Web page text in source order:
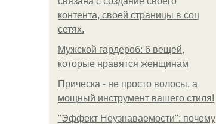
контента, своей страницы в соц
сетях.
Мужской гардероб: 6 вещей,
которые нравятся женщинам
Прическа - не просто волосы, а
мощный инструмент вашего стиля!
"Эффект Неузнаваемости": почему